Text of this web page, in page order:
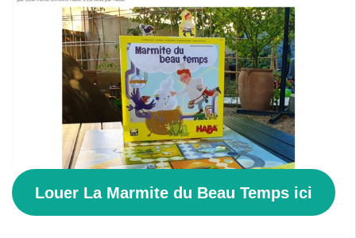
Louer La Marmite du Beau Temps ici